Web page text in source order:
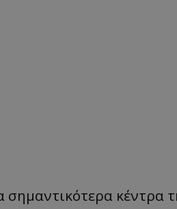
σημαντικότερα κέντρα